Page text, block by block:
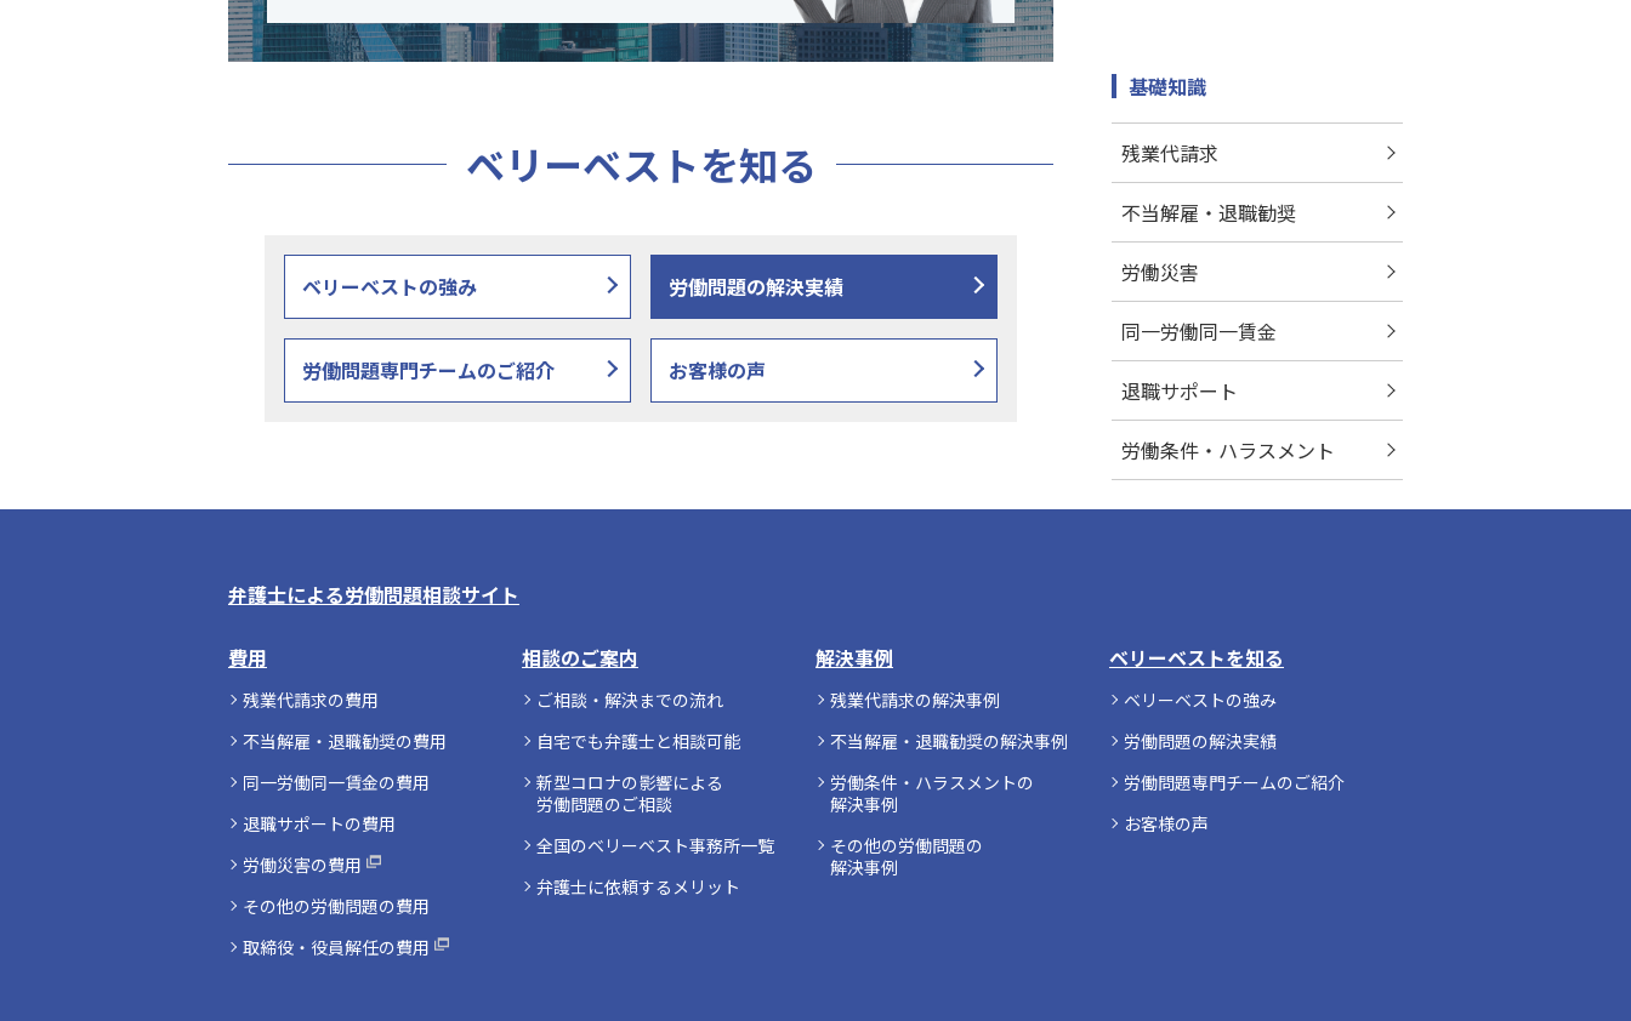
ベリーベストを知る
ベリーベストの強み 労働問題の解決実績
労働問題専門チームのご紹介 お客様の声
基礎知識
残業代請求
不当解雇・退職勧奨
労働災害
同一労働同一賃金
退職サポート
労働条件・ハラスメント
弁護士による労働問題相談サイト
費用
残業代請求の費用
不当解雇・退職勧奨の費用
同一労働同一賃金の費用
退職サポートの費用
労働災害の費用
その他の労働問題の費用
取締役・役員解任の費用
相談のご案内
ご相談・解決までの流れ
自宅でも弁護士と相談可能
新型コロナの影響による
労働問題のご相談
全国のベリーベスト事務所一覧
弁護士に依頼するメリット
解決事例
残業代請求の解決事例
不当解雇・退職勧奨の解決事例
労働条件・ハラスメントの
解決事例
その他の労働問題の
解決事例
ベリーベストを知る
ベリーベストの強み
労働問題の解決実績
労働問題専門チームのご紹介
お客様の声